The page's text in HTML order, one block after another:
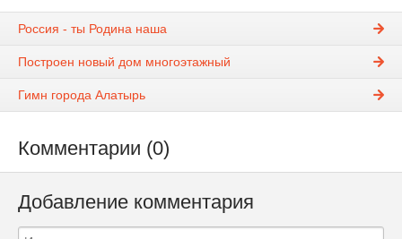
Россия - ты Родина наша
Построен новый дом многоэтажный
Гимн города Алатырь
Комментарии (0)
Добавление комментария